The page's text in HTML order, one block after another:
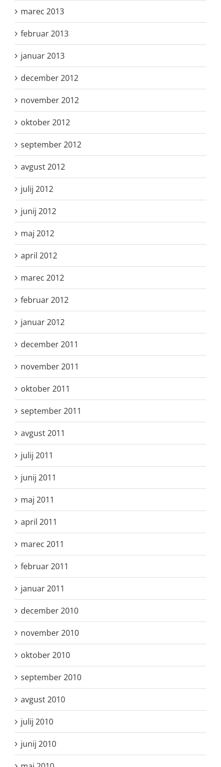
marec 2013
februar 2013
januar 2013
december 2012
november 2012
oktober 2012
september 2012
avgust 2012
julij 2012
junij 2012
maj 2012
april 2012
marec 2012
februar 2012
januar 2012
december 2011
november 2011
oktober 2011
september 2011
avgust 2011
julij 2011
junij 2011
maj 2011
april 2011
marec 2011
februar 2011
januar 2011
december 2010
november 2010
oktober 2010
september 2010
avgust 2010
julij 2010
junij 2010